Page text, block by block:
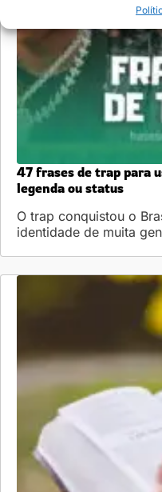
47 frases de trap para
legenda ou status
O trap conquistou o
identidade de muita